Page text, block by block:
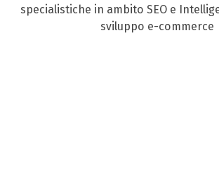
specialistiche in ambito SEO e
sviluppo e-commerce